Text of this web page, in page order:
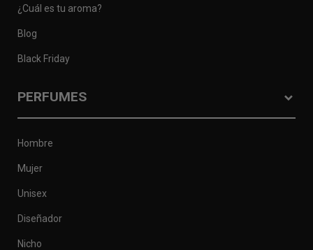
¿Cuál es tu aroma?
Blog
Black Friday
PERFUMES
Hombre
Mujer
Unisex
Diseñador
Nicho